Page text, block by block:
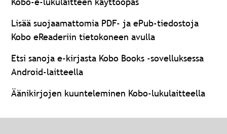
Lisää suojaamattomia PDF- ja ePub-tiedostoja
Kobo eReaderiin tietokoneen avulla
Etsi sanoja e-kirjasta Kobo Books -sovelluksessa
Android-laitteella
Äänikirjojen kuunteleminen Kobo-lukulaitteella